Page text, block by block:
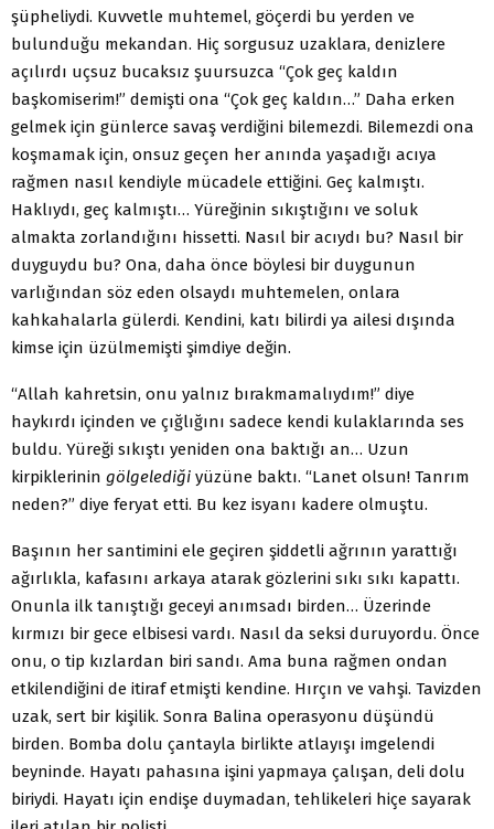
şüpheliydi. Kuvvetle muhtemel, göçerdi bu yerden ve
bulunduğu mekandan. Hiç sorgusuz uzaklara, denizlere
açılırdı uçsuz bucaksız şuursuzca “Çok geç kaldın
başkomiserim!” demişti ona “Çok geç kaldın…” Daha erken
gelmek için günlerce savaş verdiğini bilemezdi. Bilemezdi ona
koşmamak için, onsuz geçen her anında yaşadığı acıya
rağmen nasıl kendiyle mücadele ettiğini. Geç kalmıştı.
Haklıydı, geç kalmıştı… Yüreğinin sıkıştığını ve soluk
almakta zorlandığını hissetti. Nasıl bir acıydı bu? Nasıl bir
duyguydu bu? Ona, daha önce böylesi bir duygunun
varlığından söz eden olsaydı muhtemelen, onlara
kahkahalarla gülerdi. Kendini, katı bilirdi ya ailesi dışında
kimse için üzülmemişti şimdiye değin.
“Allah kahretsin, onu yalnız bırakmamalıydım!” diye
haykırdı içinden ve çığlığını sadece kendi kulaklarında ses
buldu. Yüreği sıkıştı yeniden ona baktığı an… Uzun
kirpiklerinin gölgelediği yüzüne baktı. “Lanet olsun! Tanrım
neden?” diye feryat etti. Bu kez isyanı kadere olmuştu.
Başının her santimini ele geçiren şiddetli ağrının yarattığı
ağırlıkla, kafasını arkaya atarak gözlerini sıkı sıkı kapattı.
Onunla ilk tanıştığı geceyi anımsadı birden… Üzerinde
kırmızı bir gece elbisesi vardı. Nasıl da seksi duruyordu. Önce
onu, o tip kızlardan biri sandı. Ama buna rağmen ondan
etkilendiğini de itiraf etmişti kendine. Hırçın ve vahşi. Tavizden
uzak, sert bir kişilik. Sonra Balina operasyonu düşündü
birden. Bomba dolu çantayla birlikte atlayışı imgelendi
beyninde. Hayatı pahasına işini yapmaya çalışan, deli dolu
biriydi. Hayatı için endişe duymadan, tehlikeleri hiçe sayarak